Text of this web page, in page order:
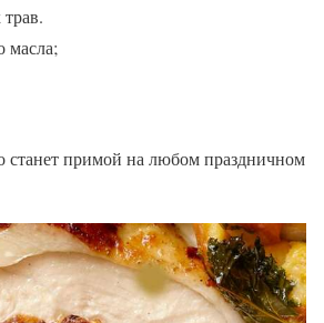
масла;
станет примой на любом праздничном